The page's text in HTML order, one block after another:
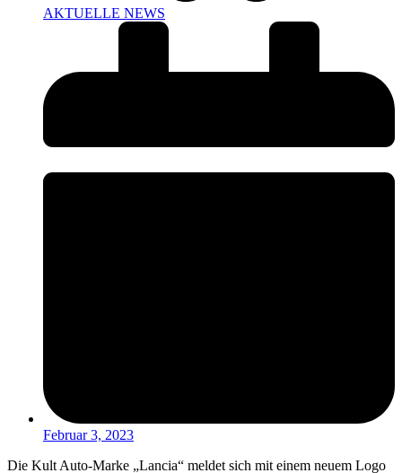
AKTUELLE NEWS
Februar 3, 2023
Die Kult Auto-Marke „Lancia“ meldet sich mit einem neuem Logo